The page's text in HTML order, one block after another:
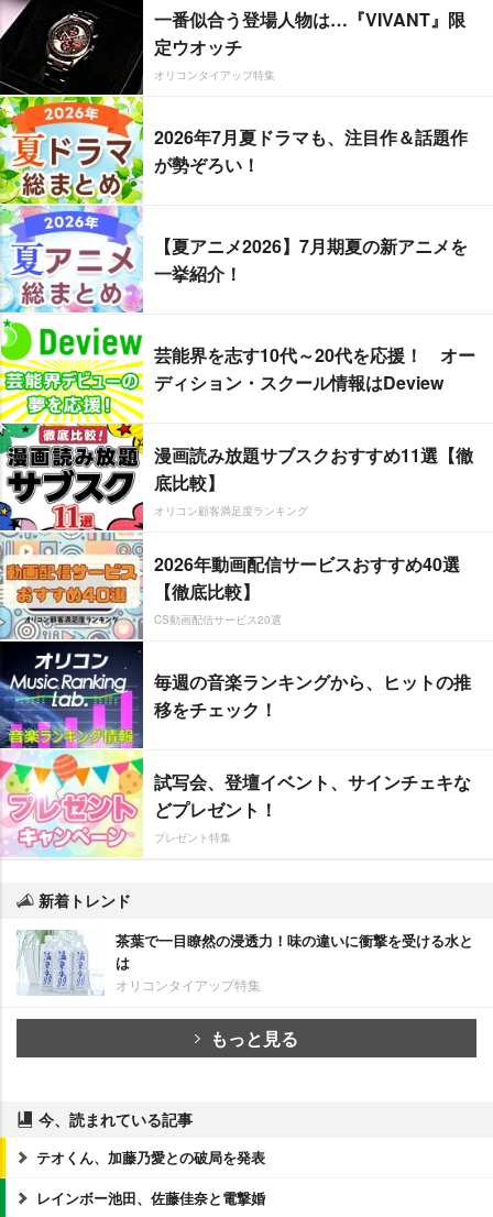
一番似合う登場人物は…『VIVANT』限
定ウオッチ
オリコンタイアップ特集
2026年7月夏ドラマも、注目作＆話題作
が勢ぞろい！
【夏アニメ2026】7月期夏の新アニメを
一挙紹介！
芸能界を志す10代～20代を応援！ オー
ディション・スクール情報はDeview
漫画読み放題サブスクおすすめ11選【徹
底比較】
オリコン顧客満足度ランキング
2026年動画配信サービスおすすめ40選
【徹底比較】
CS動画配信サービス20選
毎週の音楽ランキングから、ヒットの推
移をチェック！
試写会、登壇イベント、サインチェキな
どプレゼント！
プレゼント特集
新着トレンド
茶葉で一目瞭然の浸透力！味の違いに衝撃を受ける水と
は
オリコンタイアップ特集
もっと見る
今、読まれている記事
テオくん、加藤乃愛との破局を発表
レインボー池田、佐藤佳奈と電撃婚